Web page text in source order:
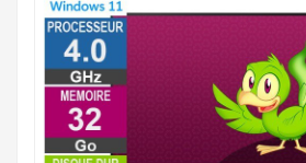
Ordinateurs
Portables